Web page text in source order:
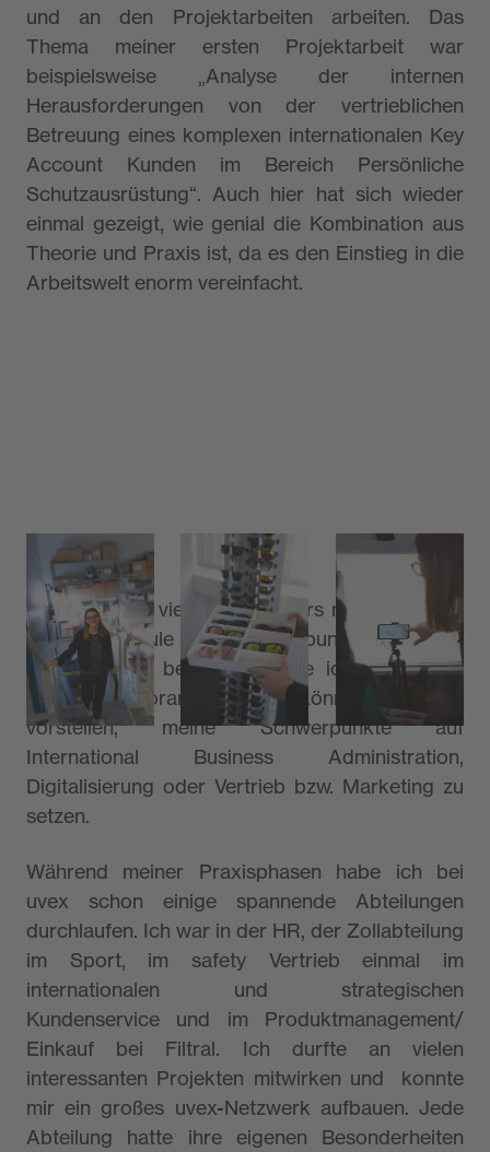
und an den Projektarbeiten arbeiten. Das
Thema meiner ersten Projektarbeit war
beispielsweise „Analyse der internen
Herausforderungen von der vertrieblichen
Betreuung eines komplexen internationalen Key
Account Kunden im Bereich Persönliche
Schutzausrüstung“. Auch hier hat sich wieder
einmal gezeigt, wie genial die Kombination aus
Theorie und Praxis ist, da es den Einstieg in die
Arbeitswelt enorm vereinfacht.
Am Ende des vierten Semesters müssen wir an
der Hochschule zwei Schwerpunkte festlegen,
in einem von beiden schreibe ich dann auch
meine Bachelorarbeit. Hierbei könnte ich mir gut
vorstellen, meine Schwerpunkte auf
International Business Administration,
Digitalisierung oder Vertrieb bzw. Marketing zu
setzen.
Während meiner Praxisphasen habe ich bei
uvex schon einige spannende Abteilungen
durchlaufen. Ich war in der HR, der Zollabteilung
im Sport, im safety Vertrieb einmal im
internationalen und strategischen
Kundenservice und im Produktmanagement/
Einkauf bei Filtral. Ich durfte an vielen
interessanten Projekten mitwirken und konnte
mir ein großes uvex-Netzwerk aufbauen. Jede
Abteilung hatte ihre eigenen Besonderheiten